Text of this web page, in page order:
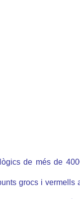
de més de
grocs i vermells